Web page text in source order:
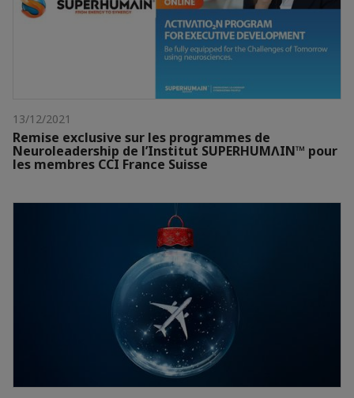
13/12/2021
Remise exclusive sur les programmes de
Neuroleadership de l’Institut SUPERHUMɅIN™ pour
les membres CCI France Suisse